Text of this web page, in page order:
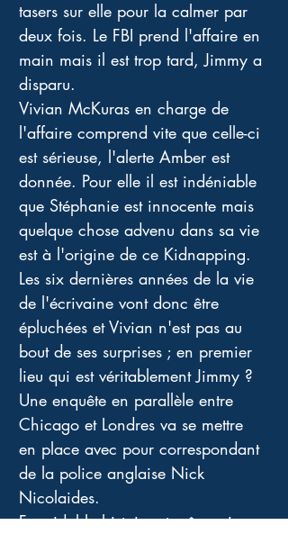
tasers sur elle pour la calmer par
deux fois. Le FBI prend l'affaire en
main mais il est trop tard, Jimmy a
disparu.
Vivian McKuras en charge de
l'affaire comprend vite que celle-ci
est sérieuse, l'alerte Amber est
donnée. Pour elle il est indéniable
que Stéphanie est innocente mais
quelque chose advenu dans sa vie
est à l'origine de ce Kidnapping.
Les six dernières années de la vie
de l'écrivaine vont donc être
épluchées et Vivian n'est pas au
bout de ses surprises ; en premier
lieu qui est véritablement Jimmy ?
Une enquête en parallèle entre
Chicago et Londres va se mettre
en place avec pour correspondant
de la police anglaise Nick
Nicolaides.
Formidable histoire et même si